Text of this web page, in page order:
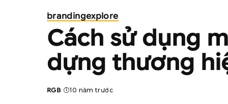
brandingexplore
Cách sử dụng
dựng thương
Posted
RGB 10 năm trước